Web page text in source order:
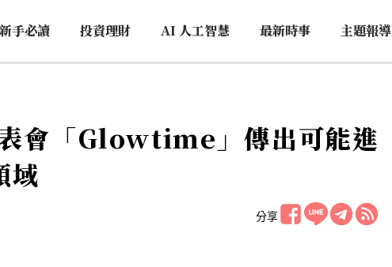
新手必讀 投資理財 AI 人工智慧 最新時事 主題報導
會「Glowtime」傳出可能進
域
分享